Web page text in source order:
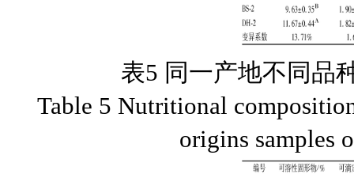
表5 同一产地不同品
Table 5 Nutritional
origins samples